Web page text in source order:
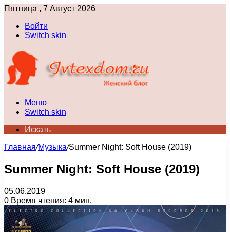
Пятница , 7 Август 2026
Войти
Switch skin
Меню
Switch skin
Искать
Главная/Музыка/Summer Night: Soft House (2019)
Summer Night: Soft House (2019)
05.06.2019
0 Время чтения: 4 мин.